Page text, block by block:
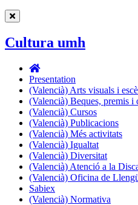
Cultura umh
Cultura
umh
Presentation
(Valencià) Arts visuals i
(Valencià) Beques, premis i
(Valencià) Cursos
(Valencià) Publicacions
(Valencià) Més activitats
(Valencià) Igualtat
(Valencià) Diversitat
(Valencià) Atenció a la
(Valencià) Oficina de
Sabiex
(Valencià) Normativa